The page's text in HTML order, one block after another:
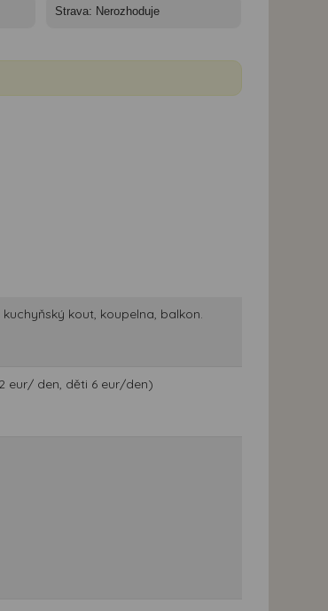
kout, koupelna, balkon.
eur/ den, děti 6 eur/den)